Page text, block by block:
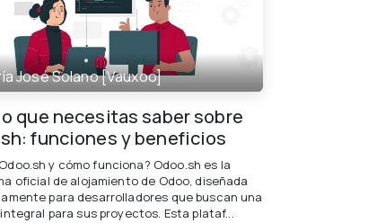
José Solano [Vauxoo]
que necesitas saber sobre
funciones y beneficios
y cómo funciona? Odoo.sh es la
oficial de alojamiento de Odoo, diseñada
para desarrolladores que buscan una
para sus proyectos. Esta plataf...